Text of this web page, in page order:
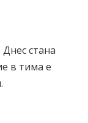
стана
в тима е